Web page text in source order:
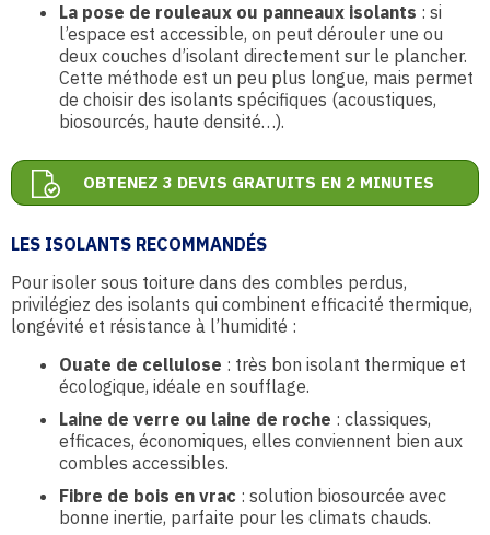
La pose de rouleaux ou panneaux isolants : si
l’espace est accessible, on peut dérouler une ou
deux couches d’isolant directement sur le plancher.
Cette méthode est un peu plus longue, mais permet
de choisir des isolants spécifiques (acoustiques,
biosourcés, haute densité…).
OBTENEZ 3 DEVIS GRATUITS EN 2 MINUTES
LES ISOLANTS RECOMMANDÉS
Pour isoler sous toiture dans des combles perdus,
privilégiez des isolants qui combinent efficacité thermique,
longévité et résistance à l’humidité :
Ouate de cellulose : très bon isolant thermique et
écologique, idéale en soufflage.
Laine de verre ou laine de roche : classiques,
efficaces, économiques, elles conviennent bien aux
combles accessibles.
Fibre de bois en vrac : solution biosourcée avec
bonne inertie, parfaite pour les climats chauds.